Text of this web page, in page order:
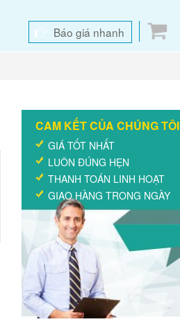
Báo giá nhanh
CAM KẾT CỦA CHÚNG TÔI
GIÁ TỐT NHẤT
LUÔN ĐÚNG HẸN
THANH TOÁN LINH HOẠT
GIAO HÀNG TRONG NGÀY